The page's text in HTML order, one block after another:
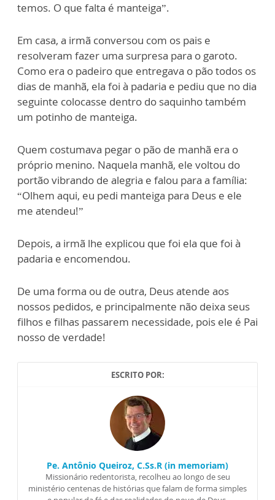
temos. O que falta é manteiga”.
Em casa, a irmã conversou com os pais e
resolveram fazer uma surpresa para o garoto.
Como era o padeiro que entregava o pão todos os
dias de manhã, ela foi à padaria e pediu que no dia
seguinte colocasse dentro do saquinho também
um potinho de manteiga.
Quem costumava pegar o pão de manhã era o
próprio menino. Naquela manhã, ele voltou do
portão vibrando de alegria e falou para a família:
“Olhem aqui, eu pedi manteiga para Deus e ele
me atendeu!”
Depois, a irmã lhe explicou que foi ela que foi à
padaria e encomendou.
De uma forma ou de outra, Deus atende aos
nossos pedidos, e principalmente não deixa seus
filhos e filhas passarem necessidade, pois ele é Pai
nosso de verdade!
ESCRITO POR:
Pe. Antônio Queiroz, C.Ss.R (in memoriam)
Missionário redentorista, recolheu ao longo de seu
ministério centenas de histórias que falam de forma simples